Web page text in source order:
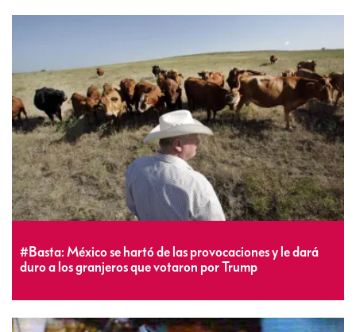
#Basta: México se hartó de las provocaciones y le dará
duro a los granjeros que votaron por Trump